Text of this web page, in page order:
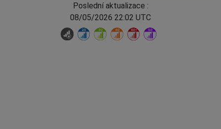
Poslední aktualizace :
08/05/2026 22:02 UTC